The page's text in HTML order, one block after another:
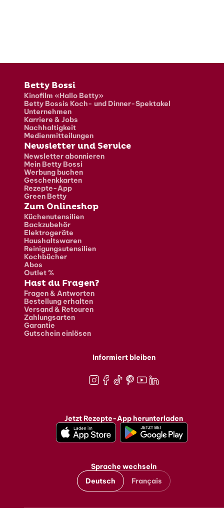
Fusszeile
Betty Bossi
Kinofilm «Hallo Betty»
Betty Bossis Koch- und Dinner-Spektakel
Unternehmen
Karriere & Jobs
Nachhaltigkeit
Medienmitteilungen
Newsletter und Service
Newsletter abonnieren
Mein Betty Bossi
Werbung buchen
Geschenkkarten
Rezepte-App
Green Betty
Zum Onlineshop
Küchenutensilien
Backzubehör
Elektrogeräte
Haushaltswaren
Reinigungsutensilien
Kochbücher
Abos
Outlet %
Hast du Fragen?
Fragen & Antworten
Bestellung erhalten
Versand & Retouren
Zahlungsarten
Garantie
Gutschein einlösen
Informiert bleiben
Jetzt Rezepte-App herunterladen
Sprache wechseln
Deutsch
Français